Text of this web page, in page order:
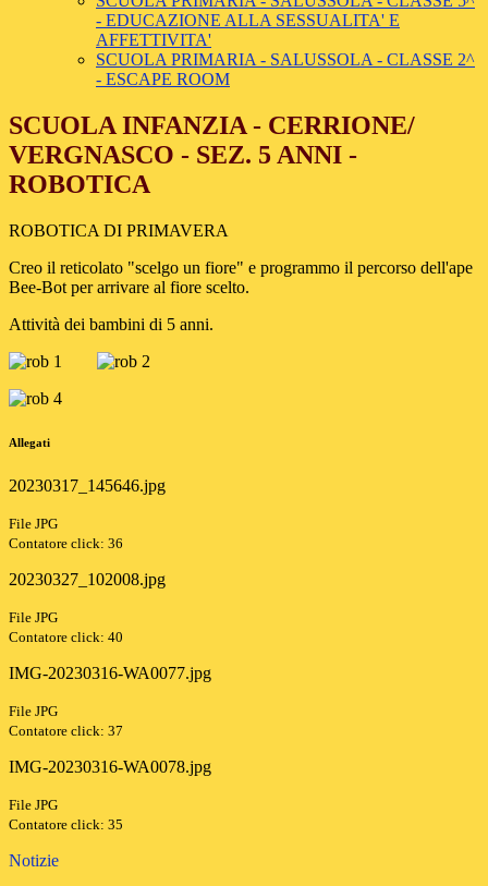
- EDUCAZIONE ALLA SESSUALITA' E
AFFETTIVITA'
SCUOLA PRIMARIA - SALUSSOLA - CLASSE 2^
- ESCAPE ROOM
SCUOLA INFANZIA - CERRIONE/
VERGNASCO - SEZ. 5 ANNI -
ROBOTICA
ROBOTICA DI PRIMAVERA
Creo il reticolato "scelgo un fiore" e programmo il percorso dell'ape
Bee-Bot per arrivare al fiore scelto.
Attività dei bambini di 5 anni.
Allegati
20230317_145646.jpg
File JPG
Contatore click: 36
20230327_102008.jpg
File JPG
Contatore click: 40
IMG-20230316-WA0077.jpg
File JPG
Contatore click: 37
IMG-20230316-WA0078.jpg
File JPG
Contatore click: 35
Notizie